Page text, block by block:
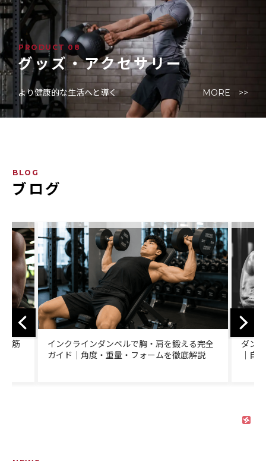
PRODUCT 08
グッズ・アクセサリー
より健康的な生活へと導く MORE >>
BLOG
ブログ
る完全
ダンベルだけで全身を筋トレする完全ガイド
｜自宅で行う効果的なメニューと重量設定